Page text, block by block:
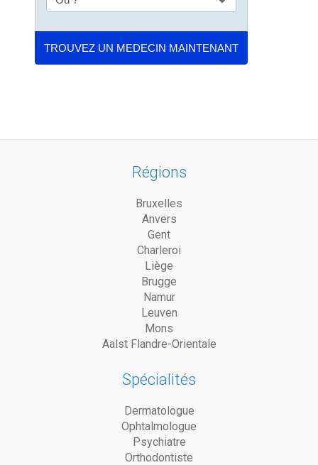
Régions
Bruxelles
Anvers
Gent
Charleroi
Liège
Brugge
Namur
Leuven
Mons
Aalst Flandre-Orientale
Spécialités
Dermatologue
Ophtalmologue
Psychiatre
Orthodontiste